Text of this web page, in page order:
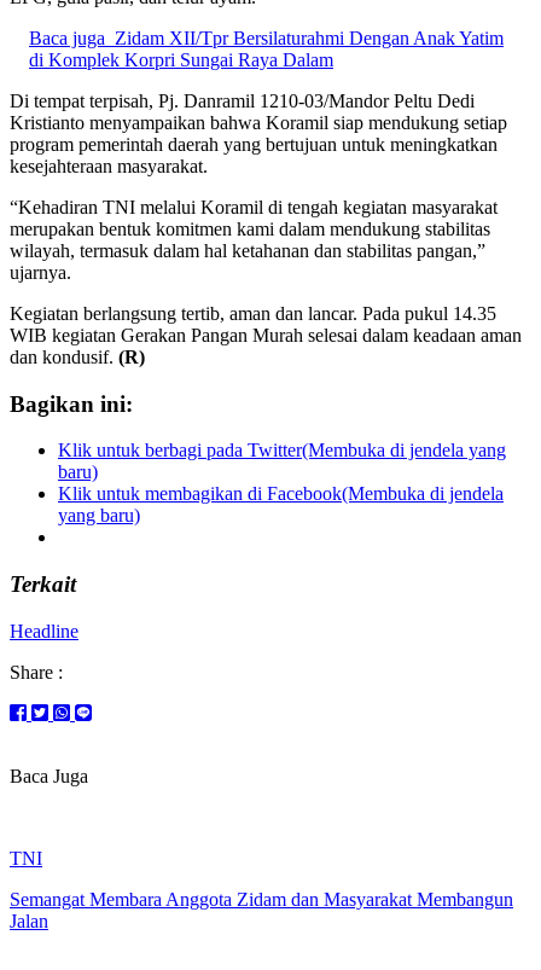
Baca juga Zidam XII/Tpr Bersilaturahmi Dengan Anak Yatim
di Komplek Korpri Sungai Raya Dalam
Di tempat terpisah, Pj. Danramil 1210-03/Mandor Peltu Dedi
Kristianto menyampaikan bahwa Koramil siap mendukung setiap
program pemerintah daerah yang bertujuan untuk meningkatkan
kesejahteraan masyarakat.
“Kehadiran TNI melalui Koramil di tengah kegiatan masyarakat
merupakan bentuk komitmen kami dalam mendukung stabilitas
wilayah, termasuk dalam hal ketahanan dan stabilitas pangan,”
ujarnya.
Kegiatan berlangsung tertib, aman dan lancar. Pada pukul 14.35
WIB kegiatan Gerakan Pangan Murah selesai dalam keadaan aman
dan kondusif. (R)
Bagikan ini:
Klik untuk berbagi pada Twitter(Membuka di jendela yang
baru)
Klik untuk membagikan di Facebook(Membuka di jendela
yang baru)
Terkait
Headline
Share :
Baca Juga
TNI
Semangat Membara Anggota Zidam dan Masyarakat Membangun
Jalan